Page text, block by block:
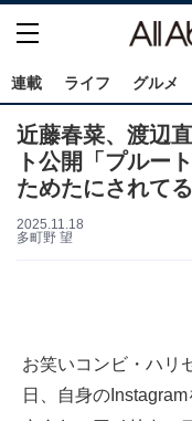
連載 ライフ グルメ
近藤春菜、渡辺
ト公開「プルー
ためたにされてる
2025.11.18
多町野 望
お笑いコンビ・ハリ
日、自身の